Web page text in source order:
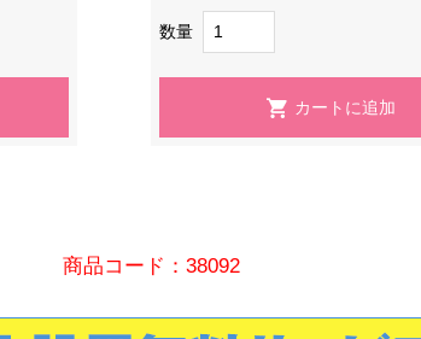
数量
商品コード：38092